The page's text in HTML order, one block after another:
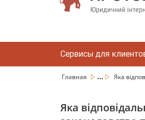
Сервисы для
Главная ... Яка
Яка